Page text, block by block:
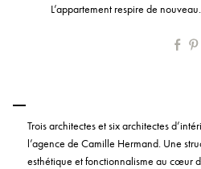
L’appartement respire de
Trois architectes et six architectes
l’agence de Camille Hermand. Une
esthétique et fonctionnalisme au cœur